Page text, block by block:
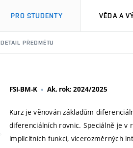
PRO STUDENTY VĚDA A
DETAIL PŘEDMĚTU
FSI-BM-K Ak. rok: 2024/2025
Kurz je věnován základům
diferenciálních rovnic. Speciálně je
implicitních funkcí, vícerozměrných